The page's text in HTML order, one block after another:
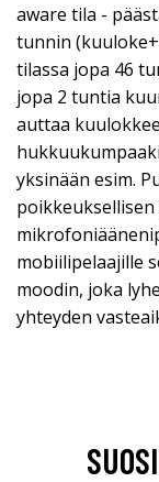
aware tila -
tunnin
tilassa jopa 46
jopa 2 tuntia
auttaa
yksinään esim.
mobiilipelaajille
moodin, joka
yhteyden